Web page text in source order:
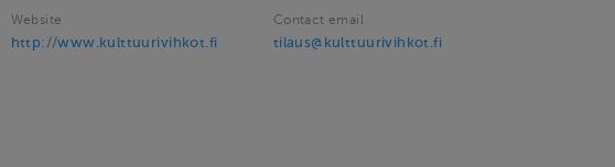
Website
http://www.kulttuurivihkot.fi
Contact email
tilaus@kulttuurivihkot.fi